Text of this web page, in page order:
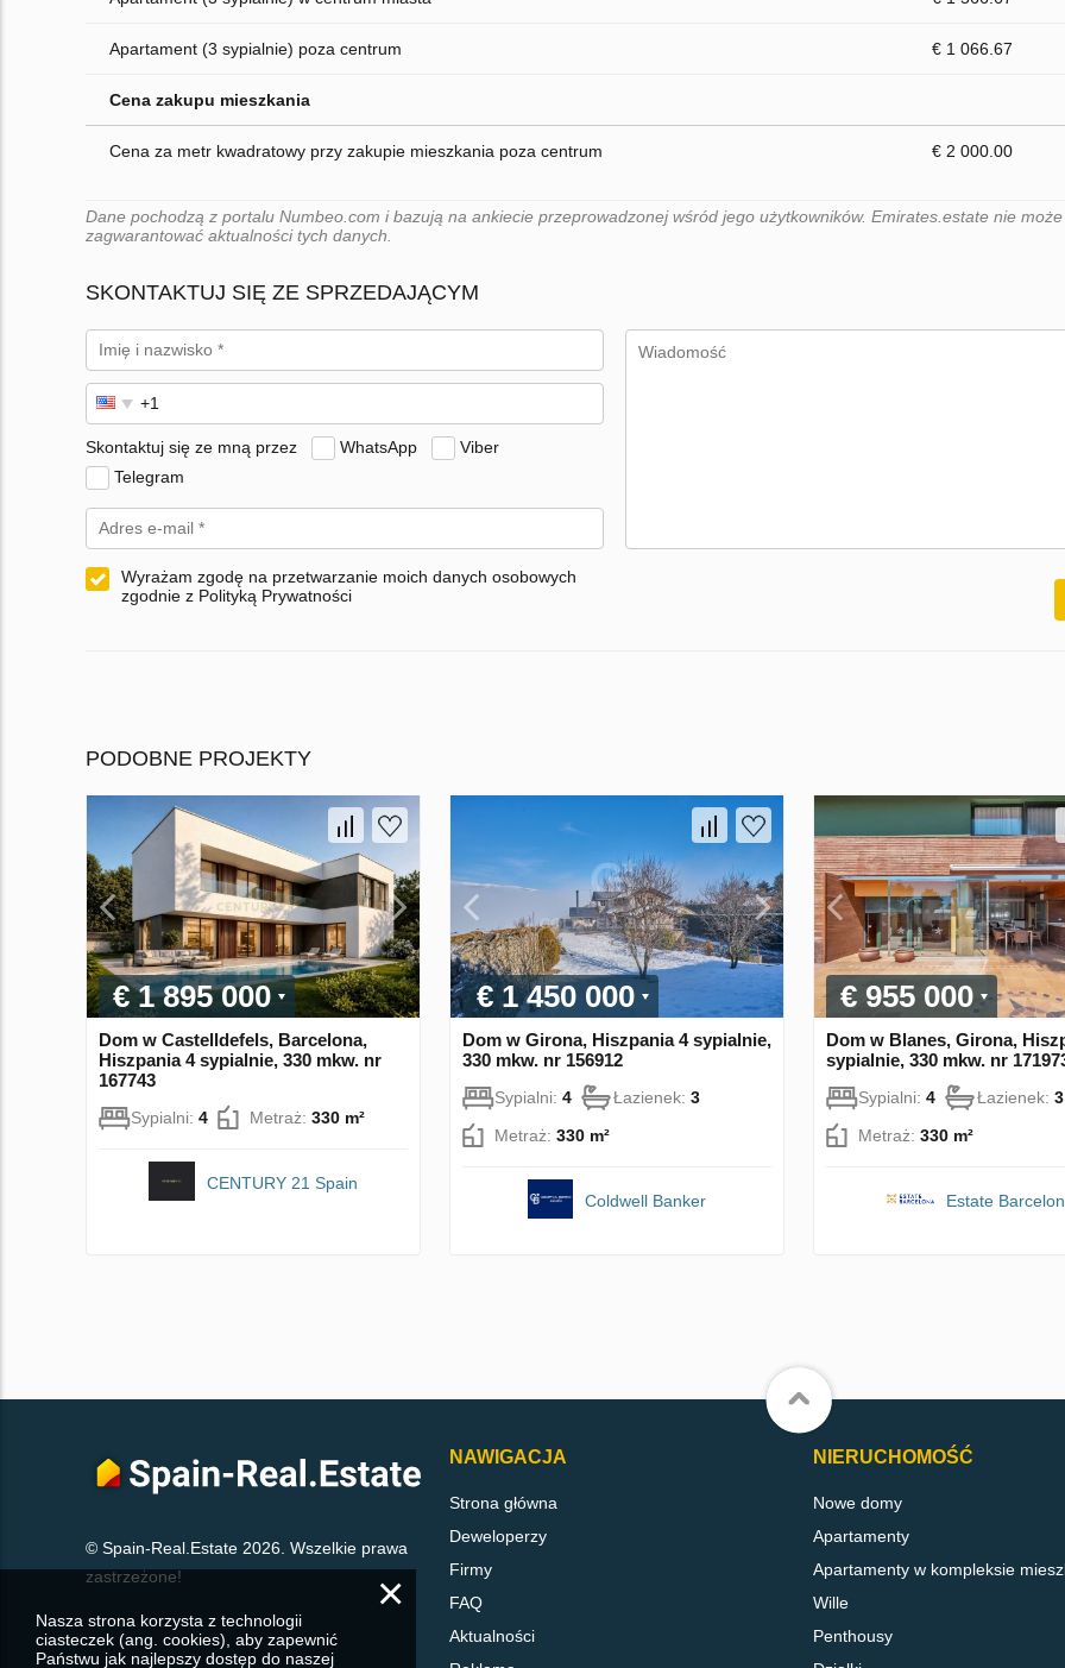
Apartament (3 sypialnie) poza centrum € 1 066.67
Cena zakupu mieszkania
Cena za metr kwadratowy przy zakupie mieszkania poza centrum € 2 000.00
Dane pochodzą z portalu Numbeo.com i bazują na ankiecie przeprowadzonej wśród jego użytkowników. Emirates.estate nie może
zagwarantować aktualności tych danych.
SKONTAKTUJ SIĘ ZE SPRZEDAJĄCYM
Skontaktuj się ze mną przez WhatsApp
Viber
Telegram
Wyrażam zgodę na przetwarzanie moich danych osobowych
zgodnie z Polityką Prywatności
PODOBNE PROJEKTY
€ 1 895 000
Dom w Castelldefels, Barcelona,
Hiszpania 4 sypialnie, 330 mkw. nr
167743
Sypialni: 4 Metraż: 330 m²
CENTURY 21 Spain
€ 1 450 000
Dom w Girona, Hiszpania 4 sypialnie,
330 mkw. nr 156912
Sypialni: 4 Łazienek: 3
Metraż: 330 m²
Coldwell Banker
€ 955 000
Dom w Blanes, Girona,
sypialnie, 330 mkw. nr
Sypialni: 4 Łazienek: 3
Metraż: 330 m²
Estate
© Spain-Real.Estate 2026. Wszelkie prawa
zastrzeżone!
NAWIGACJA
Strona główna
Deweloperzy
Firmy
FAQ
Aktualności
NIERUCHOMOŚĆ
Nowe domy
Apartamenty
Apartamenty w kompleksie
Wille
Penthousy
×
Nasza strona korzysta z technologii
ciasteczek (ang. cookies), aby zapewnić
Państwu jak najlepszy dostęp do naszej